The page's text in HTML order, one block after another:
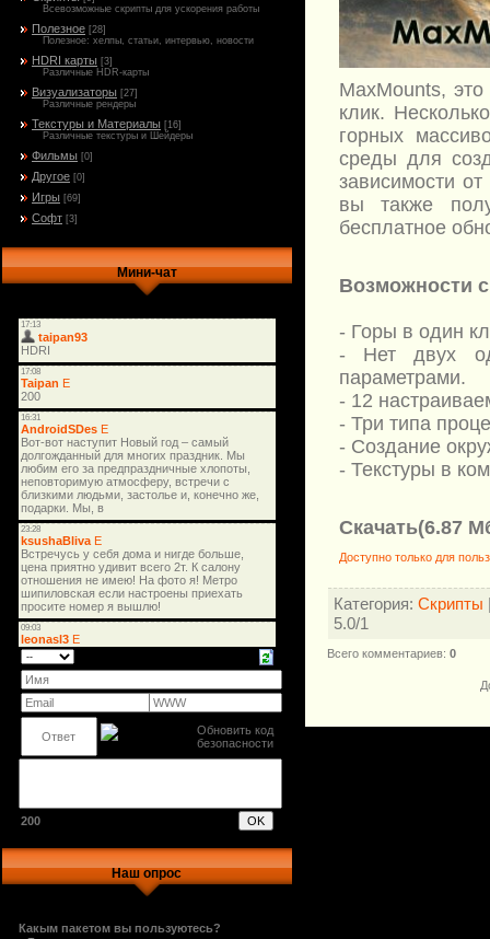
Всевозможные скрипты для ускорения работы
Полезное [28]
Полезное: хелпы, статьи, интервью, новости
HDRI карты [3]
Различные HDR-карты
Визуализаторы [27]
Различные рендеры
Текстуры и Материалы [16]
Различные текстуры и Шейдеры
Фильмы [0]
Другое [0]
Игры [69]
Софт [3]
Мини-чат
200
Наш опрос
Какым пакетом вы пользуютесь?
MaxMounts,
клик.
горных
среды для
зависимости
вы также
бесплатное
Возможности
- Горы в один
- Нет двух
параметрами.
- 12
- Три типа
- Создание
- Текстуры в
Скачать(6.87
Доступно только для
Категория: Скрипты
5.0/1
Всего комментариев: 0